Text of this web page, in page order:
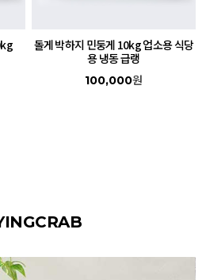
돌게 박하지 민둥게 10kg 업소용 식당
용 냉동 급랭
100,000원